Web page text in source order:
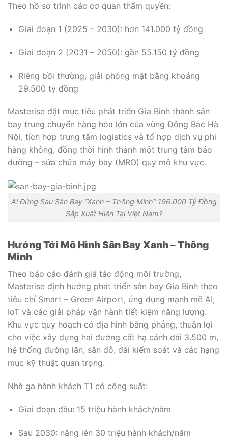
Theo hồ sơ trình các cơ quan thẩm quyền:
Giai đoạn 1 (2025 – 2030): hơn 141.000 tỷ đồng
Giai đoạn 2 (2031 – 2050): gần 55.150 tỷ đồng
Riêng bồi thường, giải phóng mặt bằng khoảng
29.500 tỷ đồng
Masterise đặt mục tiêu phát triển Gia Bình thành sân
bay trung chuyển hàng hóa lớn của vùng Đông Bắc Hà
Nội, tích hợp trung tâm logistics và tổ hợp dịch vụ phi
hàng không, đồng thời hình thành một trung tâm bảo
dưỡng – sửa chữa máy bay (MRO) quy mô khu vực.
Ai Đứng Sau Sân Bay “Xanh – Thông Minh” 196.000 Tỷ Đồng
Sắp Xuất Hiện Tại Việt Nam?
Hướng Tới Mô Hình Sân Bay Xanh – Thông
Minh
Theo báo cáo đánh giá tác động môi trường,
Masterise định hướng phát triển sân bay Gia Bình theo
tiêu chí Smart – Green Airport, ứng dụng mạnh mẽ AI,
IoT và các giải pháp vận hành tiết kiệm năng lượng.
Khu vực quy hoạch có địa hình bằng phẳng, thuận lợi
cho việc xây dựng hai đường cất hạ cánh dài 3.500 m,
hệ thống đường lăn, sân đỗ, đài kiểm soát và các hạng
mục kỹ thuật quan trọng.
Nhà ga hành khách T1 có công suất:
Giai đoạn đầu: 15 triệu hành khách/năm
Sau 2030: nâng lên 30 triệu hành khách/năm